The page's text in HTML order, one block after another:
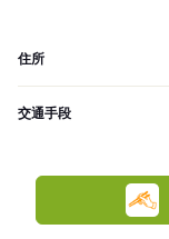
住所
交通手段